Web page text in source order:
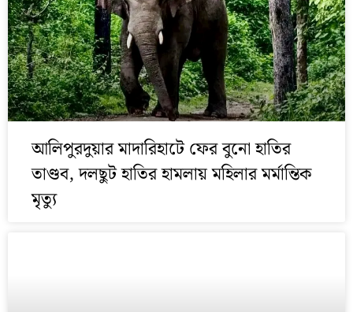
আলিপুরদুয়ার মাদারিহাটে ফের বুনো হাতির
তাণ্ডব, দলছুট হাতির হামলায় মহিলার মর্মান্তিক
মৃত্যু